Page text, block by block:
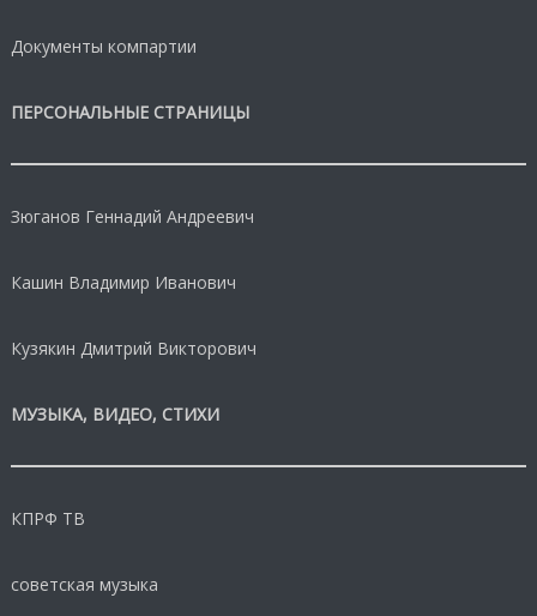
Документы компартии
ПЕРСОНАЛЬНЫЕ СТРАНИЦЫ
Зюганов Геннадий Андреевич
Кашин Владимир Иванович
Кузякин Дмитрий Викторович
МУЗЫКА, ВИДЕО, СТИХИ
КПРФ ТВ
советская музыка